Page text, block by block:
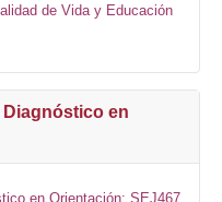
de Vida y Educación
en
en Orientación: SEJ467